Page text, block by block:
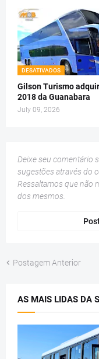
DESATIVADOS
Gilson Turismo
2018 da Guanabara
July 09, 2026
Deixe seu comentário
sugestões através do
Ressaltamos que não
dos mesmos.
Postagem Anterior
AS MAIS LIDAS DA